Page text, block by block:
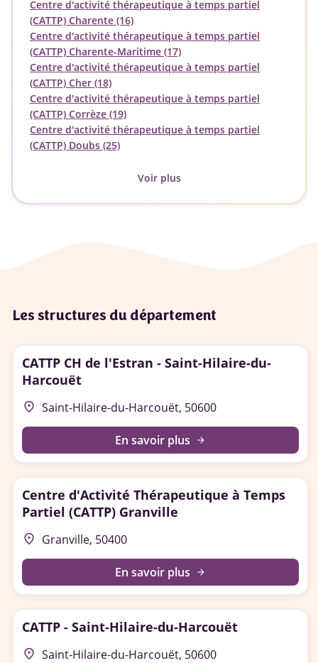
Centre d'activité thérapeutique à temps partiel
(CATTP) Charente (16)
Centre d'activité thérapeutique à temps partiel
(CATTP) Charente-Maritime (17)
Centre d'activité thérapeutique à temps partiel
(CATTP) Cher (18)
Centre d'activité thérapeutique à temps partiel
(CATTP) Corrèze (19)
Centre d'activité thérapeutique à temps partiel
(CATTP) Doubs (25)
Voir plus
Les structures du département
CATTP CH de l'Estran - Saint-Hilaire-du-
Harcouët
place Saint-Hilaire-du-Harcouët, 50600
En savoir plus arrow_forward
Centre d'Activité Thérapeutique à Temps
Partiel (CATTP) Granville
place Granville, 50400
En savoir plus arrow_forward
CATTP - Saint-Hilaire-du-Harcouët
place Saint-Hilaire-du-Harcouët, 50600